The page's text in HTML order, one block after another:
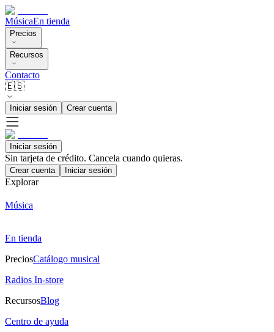
MúsicaEn tienda
Precios
Recursos
Contacto
🇪🇸
Iniciar sesión Crear cuenta
Iniciar sesión
Sin tarjeta de crédito. Cancela cuando quieras.
Crear cuenta Iniciar sesión
Explorar
Música
En tienda
PreciosCatálogo musical
Radios In-store
RecursosBlog
Centro de ayuda